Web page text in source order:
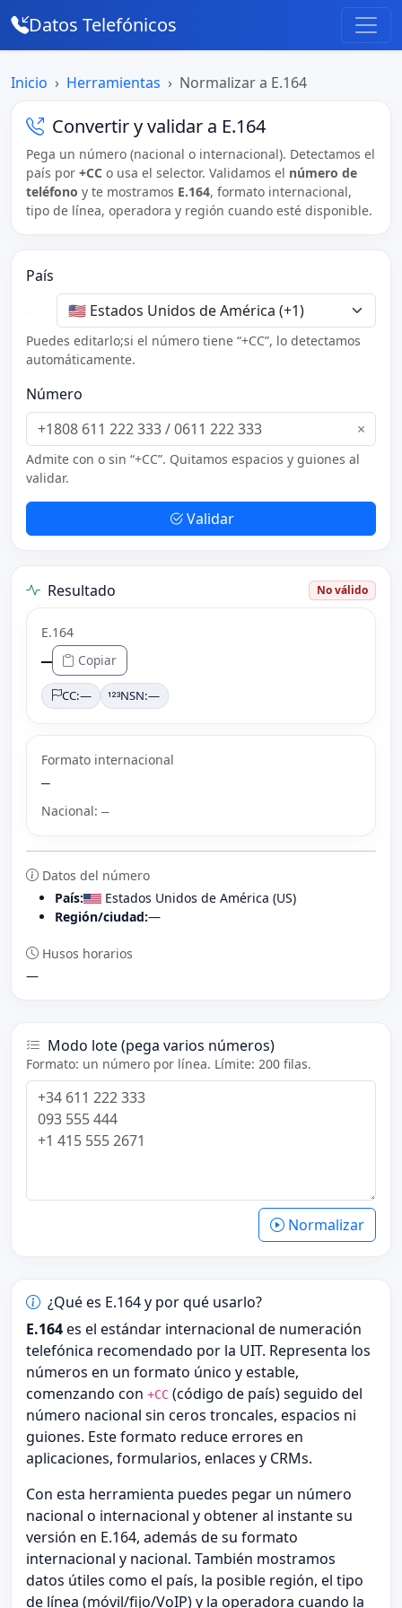
Datos Telefónicos
Inicio Herramientas Normalizar a E.164
Convertir y validar a E.164
Pega un número (nacional o internacional). Detectamos el
país por +CC o usa el selector. Validamos el número de
teléfono y te mostramos E.164, formato internacional,
tipo de línea, operadora y región cuando esté disponible.
País
Puedes editarlo;si el número tiene “+CC”, lo detectamos
automáticamente.
Número
×
Admite con o sin “+CC”. Quitamos espacios y guiones al
validar.
Validar
Resultado No válido
E.164
— Copiar
CC:— NSN:—
Formato internacional
—
Nacional: —
Datos del número
País:
Estados Unidos de América (US)
Región/ciudad:—
Husos horarios
—
Modo lote (pega varios números)
Formato: un número por línea. Límite: 200 filas.
Normalizar
¿Qué es E.164 y por qué usarlo?
E.164es el estándar internacional de numeración
telefónica recomendado por la UIT. Representa los
números en un formato único y estable,
comenzando con +CC (código de país) seguido del
número nacional sin ceros troncales, espacios ni
guiones. Este formato reduce errores en
aplicaciones, formularios, enlaces y CRMs.
Con esta herramienta puedes pegar un número
nacional o internacional y obtener al instante su
versión en E.164, además de su formato
internacional y nacional. También mostramos
datos útiles como el país, la posible región, el tipo
de línea (móvil/fijo/VoIP) y la operadora cuando la